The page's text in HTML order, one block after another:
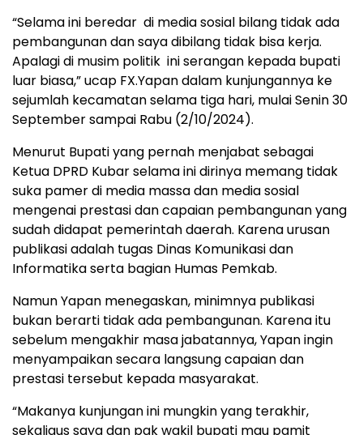
“Selama ini beredar di media sosial bilang tidak ada
pembangunan dan saya dibilang tidak bisa kerja.
Apalagi di musim politik ini serangan kepada bupati
luar biasa,” ucap FX.Yapan dalam kunjungannya ke
sejumlah kecamatan selama tiga hari, mulai Senin 30
September sampai Rabu (2/10/2024).
Menurut Bupati yang pernah menjabat sebagai
Ketua DPRD Kubar selama ini dirinya memang tidak
suka pamer di media massa dan media sosial
mengenai prestasi dan capaian pembangunan yang
sudah didapat pemerintah daerah. Karena urusan
publikasi adalah tugas Dinas Komunikasi dan
Informatika serta bagian Humas Pemkab.
Namun Yapan menegaskan, minimnya publikasi
bukan berarti tidak ada pembangunan. Karena itu
sebelum mengakhir masa jabatannya, Yapan ingin
menyampaikan secara langsung capaian dan
prestasi tersebut kepada masyarakat.
“Makanya kunjungan ini mungkin yang terakhir,
sekaligus saya dan pak wakil bupati mau pamit